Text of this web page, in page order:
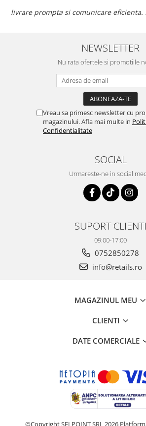
livrare prompta si comunicare eficienta.
NEWSLETTER
Nu rata ofertele si promotiile
Vreau sa primesc newsletter cu
magazinului. Afla mai multe in
Confidentialitate
SOCIAL
Urmareste-ne in social
SUPORT CLIENTI
09:00-17:00
0752850278
info@retails.ro
MAGAZINUL MEU
CLIENTI
DATE COMERCIALE
©Copyright SELPOINT SRL 2026